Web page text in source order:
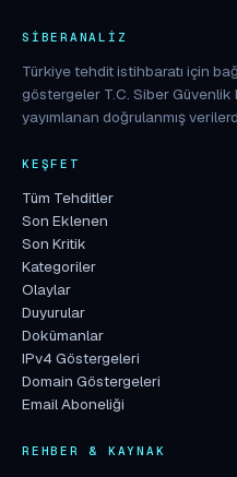
SIBERANALIZ
Türkiye tehdit istihbaratı için
göstergeler T.C. Siber Güvenlik
yayımlanan doğrulanmış
KEŞFET
Tüm Tehditler
Son Eklenen
Son Kritik
Kategoriler
Olaylar
Duyurular
Dokümanlar
IPv4 Göstergeleri
Domain Göstergeleri
Email Aboneliği
REHBER & KAYNAK